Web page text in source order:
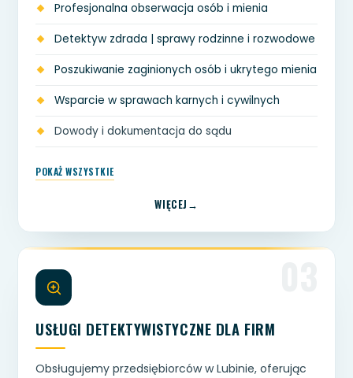
Profesjonalna obserwacja osób i mienia
Detektyw zdrada | sprawy rodzinne i rozwodowe
Poszukiwanie zaginionych osób i ukrytego mienia
Wsparcie w sprawach karnych i cywilnych
Dowody i dokumentacja do sądu
POKAŻ WSZYSTKIE
WIĘCEJ
USŁUGI DETEKTYWISTYCZNE DLA FIRM
Obsługujemy przedsiębiorców w Lubinie, oferując